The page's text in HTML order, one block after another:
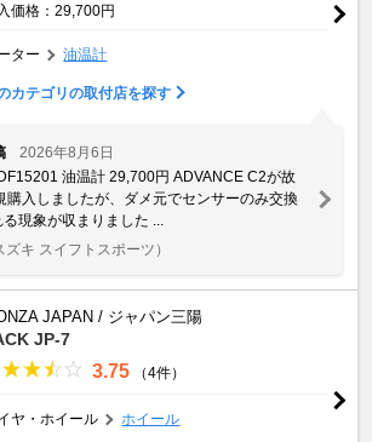
価格：29,700円
ター 油温計
カテゴリの取付店を探す
2026年8月6日
油温計 29,700円 ADVANCE C2が故
購入しましたが、ダメ元でセンサーのみ交換
現象が収まりました ...
ズキ スイフトスポーツ）
JAPAN / ジャパン三陽
JP-7
3.75 （4件）
ヤ・ホイール ホイール